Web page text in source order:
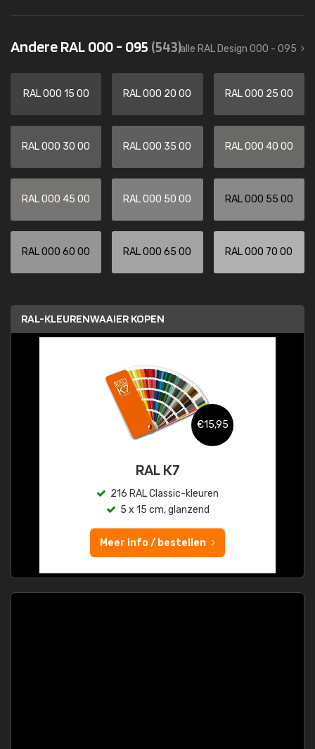
Andere RAL 000 - 095 (543)alle RAL Design 000 - 095
RAL 000 15 00 RAL 000 20 00 RAL 000 25 00
RAL 000 30 00 RAL 000 35 00 RAL 000 40 00
RAL 000 45 00 RAL 000 50 00 RAL 000 55 00
RAL 000 60 00 RAL 000 65 00 RAL 000 70 00
RAL-KLEURENWAAIER KOPEN
€15,95
RAL K7
216 RAL Classic-kleuren
5 x 15 cm, glanzend
Meer info / bestellen